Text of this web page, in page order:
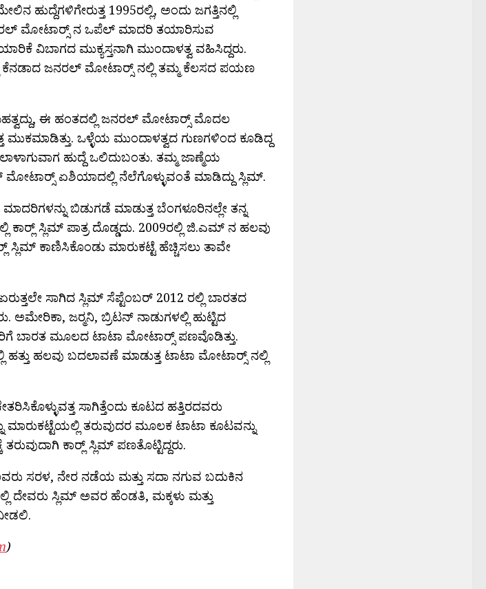
ಹುದ್ದೆಗಳಿಗೇರುತ್ತ 1995ರಲ್ಲಿ, ಅಂದು ಜಗತ್ತಿನಲ್ಲಿ
ಮೋಟಾರ‍್ಸ್ ನ ಒಪೆಲ್ ಮಾದರಿ ತಯಾರಿಸುವ
ವಿಬಾಗದ ಮುಕ್ಯಸ್ತನಾಗಿ ಮುಂದಾಳತ್ವ ವಹಿಸಿದ್ದರು.
ಕೆನಡಾದ ಜನರಲ್ ಮೋಟಾರ‍್ಸ್ ನಲ್ಲಿ ತಮ್ಮ ಕೆಲಸದ ಪಯಣ
ಈ ಹಂತದಲ್ಲಿ ಜನರಲ್ ಮೋಟಾರ‍್ಸ್ ಮೊದಲ
ಮುಕಮಾಡಿತ್ತು. ಒಳ್ಳೆಯ ಮುಂದಾಳತ್ವದ ಗುಣಗಳಿಂದ ಕೂಡಿದ್ದ
ಹುದ್ದೆ ಒಲಿದುಬಂತು. ತಮ್ಮ ಜಾಣ್ಮೆಯ
ಮೋಟಾರ‍್ಸ್ ಏಶಿಯಾದಲ್ಲಿ ನೆಲೆಗೊಳ್ಳುವಂತೆ ಮಾಡಿದ್ದು ಸ್ಲಿಮ್.
ಬಿಡುಗಡೆ ಮಾಡುತ್ತ ಬೆಂಗಳೂರಿನಲ್ಲೇ ತನ್ನ
ಕಾರ‍್ಲ್ ಸ್ಲಿಮ್ ಪಾತ್ರ ದೊಡ್ಡದು. 2009ರಲ್ಲಿ ಜಿ.ಎಮ್ ನ ಹಲವು
ಕಾಣಿಸಿಕೊಂಡು ಮಾರುಕಟ್ಟೆ ಹೆಚ್ಚಿಸಲು ತಾವೇ
ಸಾಗಿದ ಸ್ಲಿಮ್ ಸೆಪ್ಟೆಂಬರ್ 2012 ರಲ್ಲಿ ಬಾರತದ
ಅಮೇರಿಕಾ, ಜರ‍್ಮನಿ, ಬ್ರಿಟನ್ ನಾಡುಗಳಲ್ಲಿ ಹುಟ್ಟಿದ
ಬಾರತ ಮೂಲದ ಟಾಟಾ ಮೋಟಾರ‍್ಸ್ ಪಣವೊಡಿತ್ತು.
ಹತ್ತು ಹಲವು ಬದಲಾವಣೆ ಮಾಡುತ್ತ ಟಾಟಾ ಮೋಟಾರ‍್ಸ್ ನಲ್ಲಿ
ಸಾಗಿತ್ತೆಂದು ಕೂಟದ ಹತ್ತಿರದವರು
ಮಾರುಕಟ್ಟೆಯಲ್ಲಿ ತರುವುದರ ಮೂಲಕ ಟಾಟಾ ಕೂಟವನ್ನು
ಕಾರ‍್ಲ್ ಸ್ಲಿಮ್ ಪಣತೊಟ್ಟಿದ್ದರು.
ಸರಳ, ನೇರ ನಡೆಯ ಮತ್ತು ಸದಾ ನಗುವ ಬದುಕಿನ
ದೇವರು ಸ್ಲಿಮ್ ಅವರ ಹೆಂಡತಿ, ಮಕ್ಕಳು ಮತ್ತು
)